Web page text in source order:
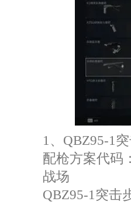
1、QBZ95-1
配枪方案代码
战场
QBZ95-1突击